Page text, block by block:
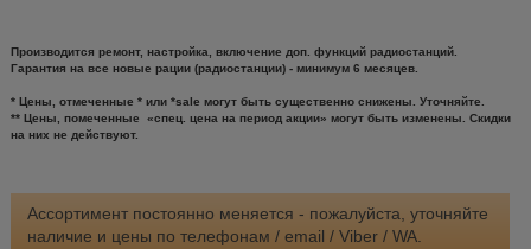
Производится ремонт, настройка, включение доп. функций радиостанций.
Гарантия на все новые рации (радиостанции) - минимум 6 месяцев.
* Цены, отмеченные * или *sale могут быть существенно снижены. Уточняйте.
** Цены, помеченные «cпец. цена на период акции» могут быть изменены. Скидки
на них не действуют.
Ассортимент постоянно меняется - пожалуйста, уточняйте
наличие и цены по телефонам / email / Viber / WA.